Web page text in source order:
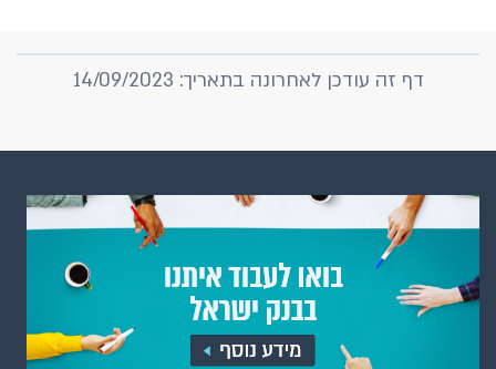
דף זה עודכן לאחרונה בתאריך: 14/09/2023